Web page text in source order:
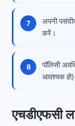
अपनी
करें।
पॉलिसी
आवश्यक
एचडीएफसी